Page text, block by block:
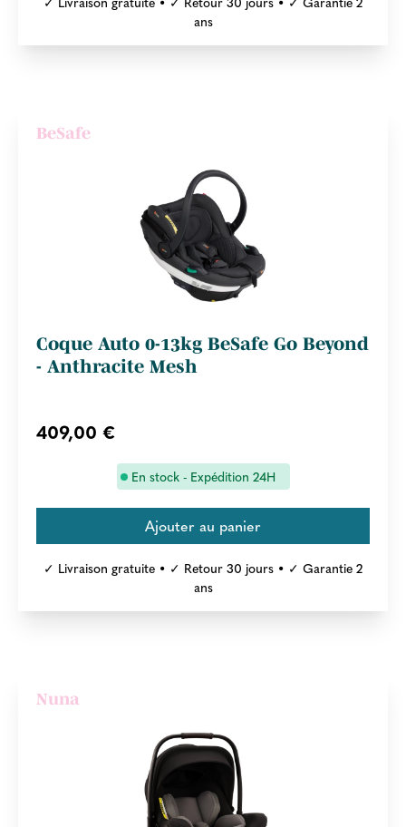
ans
BeSafe
Coque Auto 0-13kg BeSafe Go Beyond
- Anthracite Mesh
409,00 €
En stock - Expédition 24H
✓ Livraison gratuite • ✓ Retour 30 jours • ✓ Garantie 2
ans
Nuna